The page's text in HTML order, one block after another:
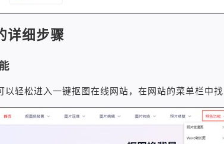
详细步骤
以轻松进入一键抠图在线网站，在网站的菜单栏中